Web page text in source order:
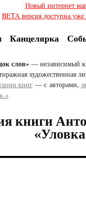
Новый интернет
BETA версия доступна
Канцелярка
слов» — независимый
художественная
книг — с авторами,
»
книги